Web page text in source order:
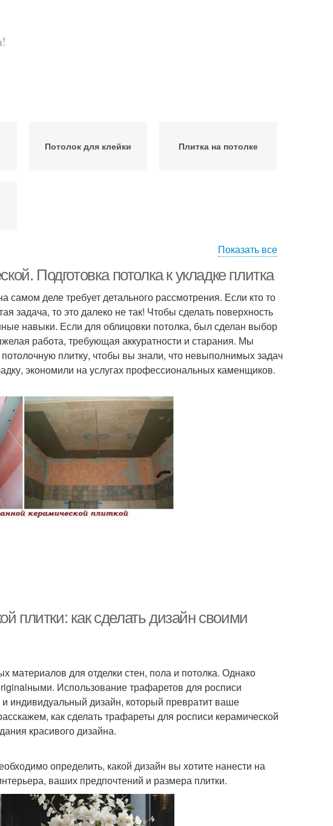
Потолок для клейки Плитка на потолке
Показать все
Подготовка потолка к укладке плитка
самом деле требует детального рассмотрения. Если кто то
задача, то это далеко не так! Чтобы сделать поверхность
навыки. Если для облицовки потолка, был сделан выбор
работа, требующая аккуратности и старания. Мы
плитку, чтобы вы знали, что невыполнимых задач
экономили на услугах профессиональных каменщиков.
плитки: как сделать дизайн своими
материалов для отделки стен, пола и потолка. Однако
Использование трафаретов для росписи
индивидуальный дизайн, который превратит ваше
как сделать трафареты для росписи керамической
красивого дизайна.
определить, какой дизайн вы хотите нанести на
ваших предпочтений и размера плитки.